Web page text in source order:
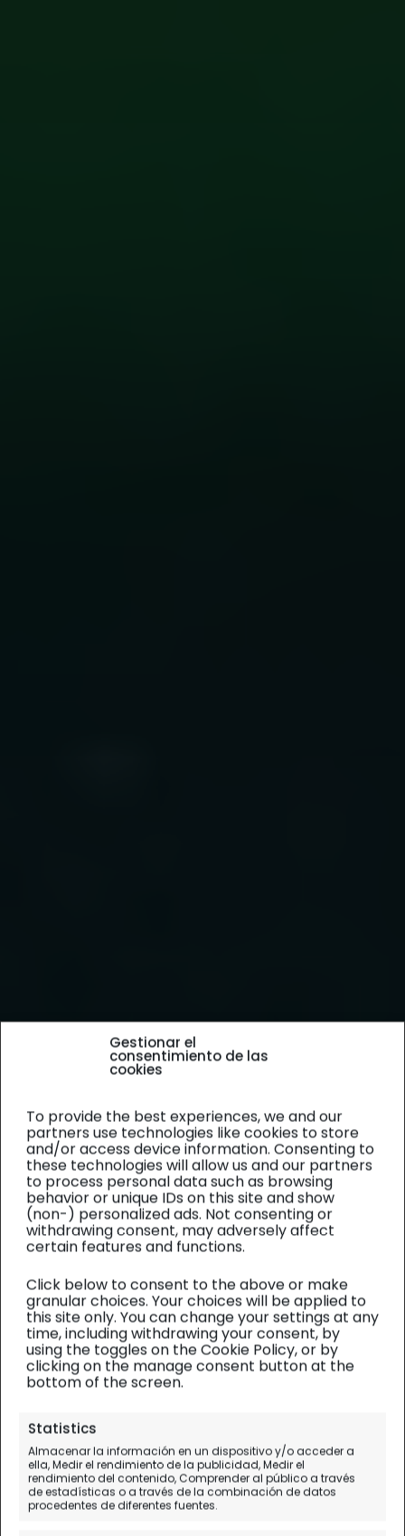
Gestionar el
consentimiento de las
cookies
To provide the best experiences, we and our
partners use technologies like cookies to store
and/or access device information. Consenting to
these technologies will allow us and our partners
to process personal data such as browsing
behavior or unique IDs on this site and show
(non-) personalized ads. Not consenting or
withdrawing consent, may adversely affect
certain features and functions.
Click below to consent to the above or make
granular choices. Your choices will be applied to
this site only. You can change your settings at any
time, including withdrawing your consent, by
using the toggles on the Cookie Policy, or by
clicking on the manage consent button at the
bottom of the screen.
Statistics
Almacenar la información en un dispositivo y/o acceder a
ella, Medir el rendimiento de la publicidad, Medir el
rendimiento del contenido, Comprender al público a través
de estadísticas o a través de la combinación de datos
procedentes de diferentes fuentes.
Auroras boreales en el sur de
Groenlandia... !en verano!
Desde mitad de Agosto hasta finales de